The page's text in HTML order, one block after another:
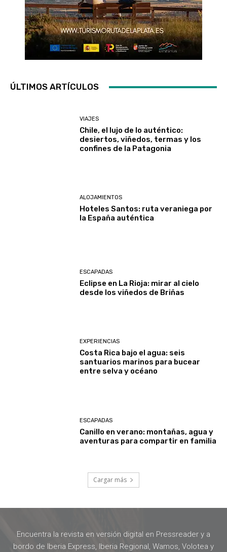
ÚLTIMOS ARTÍCULOS
VIAJES
Chile, el lujo de lo auténtico:
desiertos, viñedos, termas y los
confines de la Patagonia
ALOJAMIENTOS
Hoteles Santos: ruta veraniega por
la España auténtica
ESCAPADAS
Eclipse en La Rioja: mirar al cielo
desde los viñedos de Briñas
EXPERIENCIAS
Costa Rica bajo el agua: seis
santuarios marinos para bucear
entre selva y océano
ESCAPADAS
Canillo en verano: montañas, agua y
aventuras para compartir en familia
Cargar más
Encuentra la revista en versión digital en Pressreader y a
bordo de Iberia Express, Iberia Regional, Wamos, Volotea y